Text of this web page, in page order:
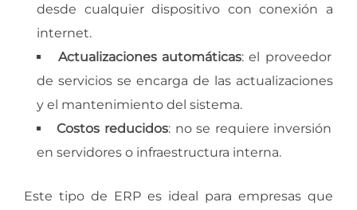
desde cualquier dispositivo con conexión a
internet.
Actualizaciones automáticas: el proveedor
de servicios se encarga de las actualizaciones
y el mantenimiento del sistema.
Costos reducidos: no se requiere inversión
en servidores o infraestructura interna.
Este tipo de ERP es ideal para empresas que